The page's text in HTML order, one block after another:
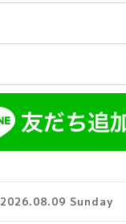
2026.08.09 Sunday